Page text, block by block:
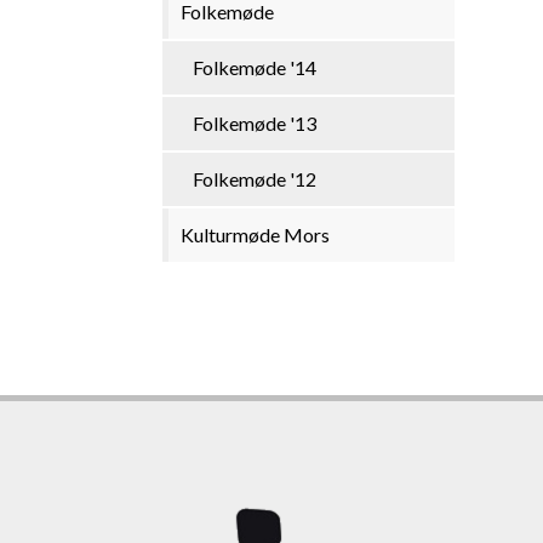
Folkemøde
Folkemøde '14
Folkemøde '13
Folkemøde '12
Kulturmøde Mors